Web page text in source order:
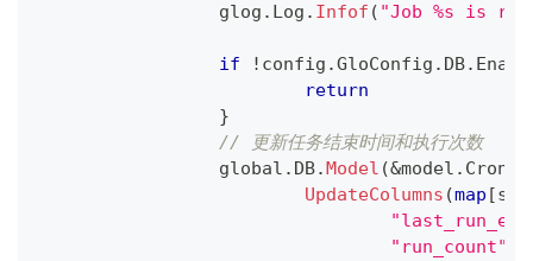
		glog
. Log . Infof ( "Job %s is
if ! config .GloConfig . DB.
return
}
// 更新任务结束时间和执行次数
		global
. DB.Model (&model .
UpdateColumns (map [
"run_count"